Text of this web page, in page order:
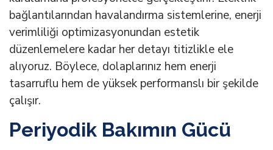
bağlantılarından havalandırma sistemlerine, enerji
verimliliği optimizasyonundan estetik
düzenlemelere kadar her detayı titizlikle ele
alıyoruz. Böylece, dolaplarınız hem enerji
tasarruflu hem de yüksek performanslı bir şekilde
çalışır.
Periyodik Bakımın Gücü